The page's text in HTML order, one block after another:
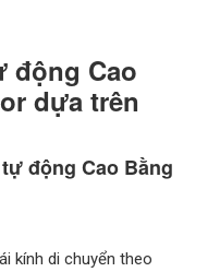
động Cao
dựa trên
động Cao Bằng
kính di chuyển theo